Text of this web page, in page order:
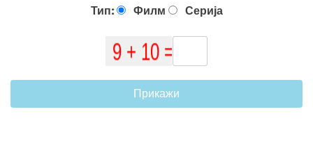
Тип: Филм Серија
Прикажи